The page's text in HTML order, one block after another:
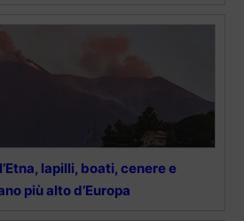
lapilli, boati, cenere e
più alto d’Europa